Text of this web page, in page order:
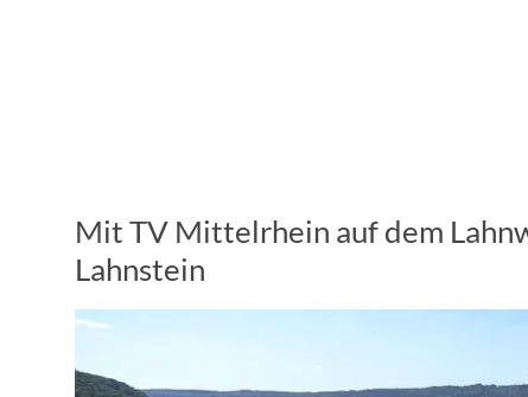
Mit TV Mittelrhein auf dem
Lahnstein